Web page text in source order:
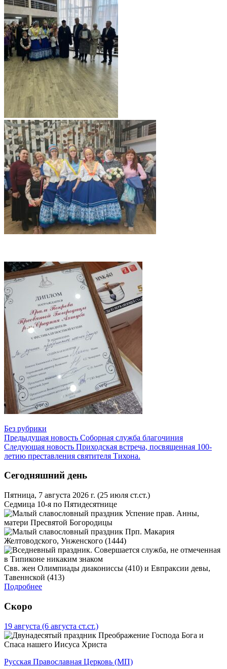
Без рубрики
Предыдущая новость Соборная служба благочиния
Следующая новость Приходская встреча, посвященная 100-
летию преставления святителя Тихона.
Сегодняшний день
Пятница, 7 августа 2026 г. (25 июля ст.ст.)
Седмица 10-я по Пятидесятнице
Успение прав. Анны,
матери Пресвятой Богородицы
Прп. Макария
Желтоводского, Унженского (1444)
Свв. жен Олимпиады диакониссы (410) и Евпраксии девы,
Тавеннской (413)
Подробнее
Скоро
19 августа (6 августа ст.ст.)
Преображение Господа Бога и
Спаса нашего Иисуса Христа
Русская Православная Церковь (МП)